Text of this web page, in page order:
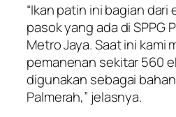
“Ikan patin ini bagian
pasok yang ada di SPPG
Metro Jaya. Saat ini kami
pemanenan sekitar 560
digunakan sebagai
Palmerah,” jelasnya.